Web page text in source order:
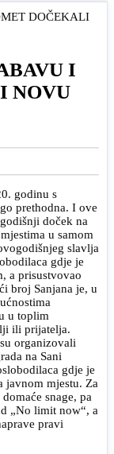
I
NOVU
godinu s
prethodna. I ove
doček na
u samom
slavlja
gdje je
a prisustvovao
broj Sanjana je, u
u toplim
ili prijatelja.
organizovali
na Sani
gdje je
javnom mjestu. Za
snage, pa
„No limit now“, a
pravi